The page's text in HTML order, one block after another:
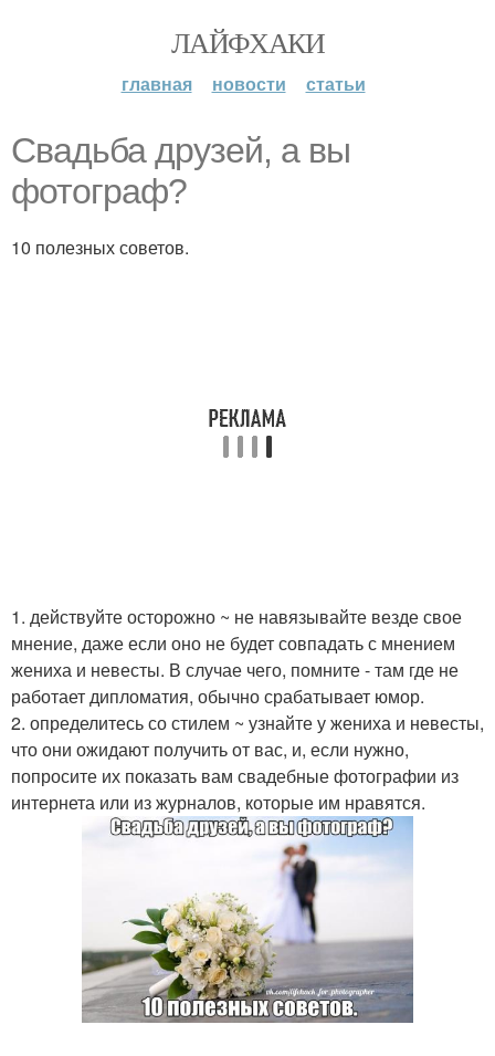
ЛАЙФХАКИ
главная новости статьи
Свадьба друзей, а вы
фотограф?
10 полезных советов.
1. действуйте осторожно ~ не навязывайте везде свое
мнение, даже если оно не будет совпадать с мнением
жениха и невесты. В случае чего, помните - там где не
работает дипломатия, обычно срабатывает юмор.
2. определитесь со стилем ~ узнайте у жениха и невесты,
что они ожидают получить от вас, и, если нужно,
попросите их показать вам свадебные фотографии из
интернета или из журналов, которые им нравятся.